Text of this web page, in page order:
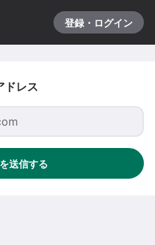
登録・ログイン
ドレス
送信する